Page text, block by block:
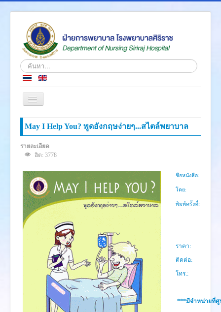
ค้นหา...
สลับ
เก
ชั่น
หน้าแรก
เกี่ยวกับเรา
โครงสร้างองค์กร
ความรู้สู่ประชาชน
ตำราวิชาการ
คู่มือการพยาบาล
งานวิเคราะห์/สังเคราะห์
เอกสารประกอบการสอน
นวัตกรรม
Download
May I Help You? พูดอังกฤษง่ายๆ...สไตล์พยาบาล
รายละเอียด
ฮิต: 3778
ชื่อหนังสือ:
โดย:
พิมพ์ครั้งที่:
ราคา:
ติดต่อ:
โทร.:
***มีจำหน่ายที่ศู